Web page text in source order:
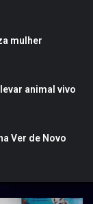
mulher
animal vivo
Ver de Novo